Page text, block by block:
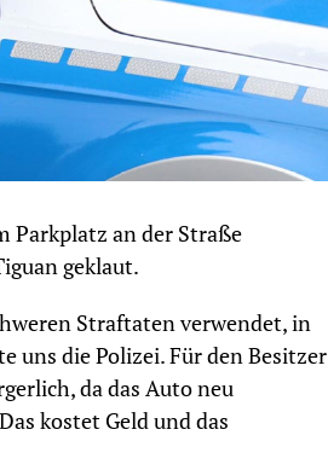
Parkplatz an der Straße
geklaut.
Straftaten verwendet, in
uns die Polizei. Für den Besitzer
da das Auto neu
kostet Geld und das